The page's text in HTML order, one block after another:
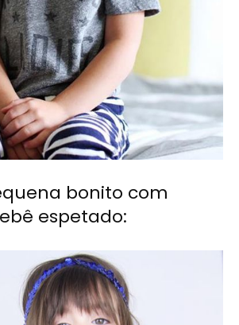
bonito com
espetado: